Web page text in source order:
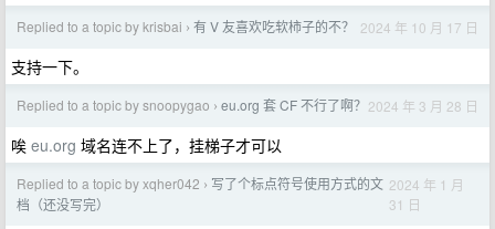
Replied to a topic by krisbai › 有 V 友喜欢吃软柿子的不？ 2024 年 10 月 17 日
支持一下。
Replied to a topic by snoopygao › eu.org 套 CF 不行了啊？ 2024 年 3 月 28 日
唉 eu.org 域名连不上了，挂梯子才可以
Replied to a topic by xqher042 › 写了个标点符号使用方式的文
档（还没写完）
2024 年 1 月
31 日